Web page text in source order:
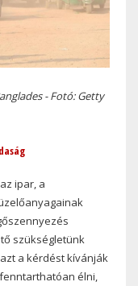
- Fotó: Getty
ipar, a
szükségletünk
a kérdést kívánják
élni,